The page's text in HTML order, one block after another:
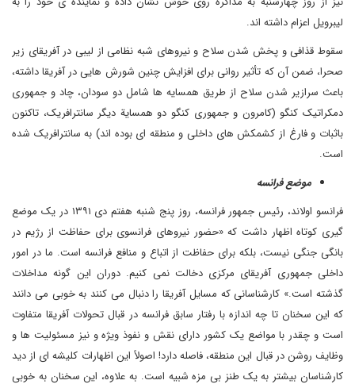
لیبرویل اعزام داشته اند.
سقوط قذافی و پخش شدن سلاح و نیروهای شبه نظامی از لیبی در آفریقای زیر
صحرا، ضمن آن که تأثیر روانی برای افزایش چنین شورش هایی در آفریقا داشته،
باعث سرازیر شدن سلاح از طریق همسایه ها شامل دو سودان، چاد و جمهوری
دمکراتیک کنگو (کامرون و جمهوری کنگو دو همسایة دیگر سانترافریک، تاکنون
باثبات و فارغ از کشمکش های داخلی و منطقه ای بوده اند) به سانترافریک شده
است.
موضع فرانسه
فرانسو اولاند، رئیس جمهور فرانسه، روز پنج شنبه هفتم دی ۱۳۹۱ در یک موضع
گیری کوتاه اظهار داشت که «حضور نیروهای فرانسوی برای حفاظت از رژیم در
بانگی جنگی نیست، بلکه برای حفاظت از اتباع و منافع فرانسه است. ما در امور
داخلی جمهوری آفریقای مرکزی دخالت نمی کنیم. دوران این گونه مداخلات
گذشته است.» کارشناسانی که مسایل آفریقا را دنبال می کنند به خوبی می دانند
که این سخنان تا چه اندازه با رفتار سابق فرانسه در قبال تحولات آفریقا متفاوت
است و چقدر با مواضع یک کشور دارای نقش و نفوذ ویژه و نیز مسئولیت ها و
وظایف روشن در قبال این منطقه، فاصله دارد! اصولاً این اظهارات کلیشه ای از دید
کارشناسان بیشتر به یک طنز بی مزه شبیه است. به علاوه، این سخنان به خوبی